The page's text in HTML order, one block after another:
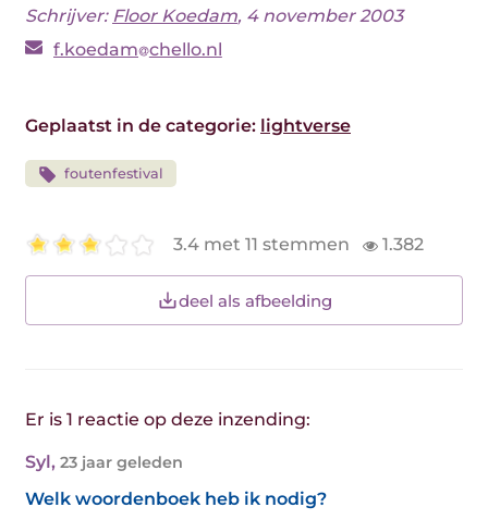
Schrijver: Floor Koedam, 4 november 2003
f.koedam chello.nl
Geplaatst in de categorie: lightverse
foutenfestival
3.4 met 11 stemmen 1.382
deel als afbeelding
Er is 1 reactie op deze inzending:
Syl, 23 jaar geleden
Welk woordenboek heb ik nodig?